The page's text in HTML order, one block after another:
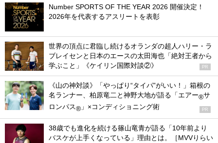
Number SPORTS OF THE YEAR 2026 開催決定！
2026年を代表するアスリートを表彰
世界の頂点に君臨し続けるオランダの超人ハリー・ラ
ブレイセンと日本のエースの太田海也「絶対王者から
学ぶこと」《ケイリン国際対談②》
PR
《山の神対談》「やっぱり“タイパ”がいい！」箱根の
名ランナー、柏原竜二と神野大地が語る「エアー®サ
ロンパス® 」×コンディショニング術 PR
38歳でも進化を続ける篠山竜青が語る「10年前より
バスケが上手くなっている」理由とは。［MVVりらい